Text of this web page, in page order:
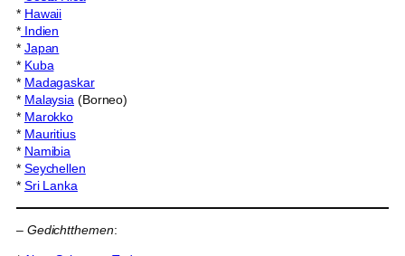
* Hawaii
*Indien
* Japan
* Kuba
* Madagaskar
* Malaysia (Borneo)
* Marokko
* Mauritius
* Namibia
* Seychellen
* Sri Lanka
– Gedichtthemen: